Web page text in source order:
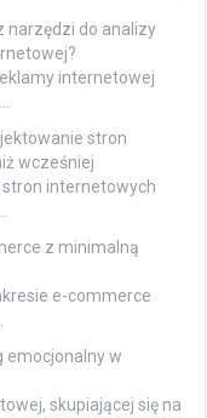
narzędzi do analizy
internetowej
stron
wcześniej
internetowych
z minimalną
e-commerce
emocjonalny w
skupiającej się na